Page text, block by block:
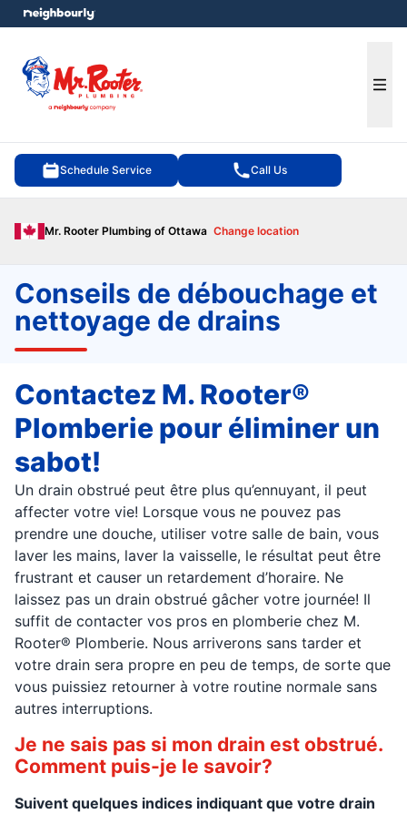
Schedule Service Call Us
Mr. Rooter Plumbing of Ottawa Change location
menu
Conseils de débouchage et
nettoyage de drains
Contactez M. Rooter®
Plomberie pour éliminer un
sabot!
Un drain obstrué peut être plus qu’ennuyant, il peut
affecter votre vie! Lorsque vous ne pouvez pas
prendre une douche, utiliser votre salle de bain, vous
laver les mains, laver la vaisselle, le résultat peut être
frustrant et causer un retardement d’horaire. Ne
laissez pas un drain obstrué gâcher votre journée! Il
suffit de contacter vos pros en plomberie chez M.
Rooter® Plomberie. Nous arriverons sans tarder et
votre drain sera propre en peu de temps, de sorte que
vous puissiez retourner à votre routine normale sans
autres interruptions.
Je ne sais pas si mon drain est obstrué.
Comment puis-je le savoir?
Suivent quelques indices indiquant que votre drain